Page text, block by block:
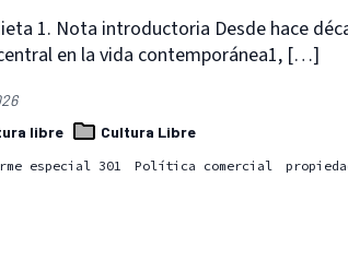
1. Nota introductoria Desde hace
en la vida contemporánea1, […]
libre Cultura Libre
especial 301 Política comercial